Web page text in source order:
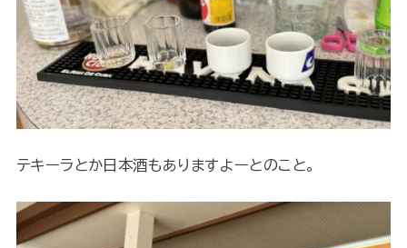
テキーラとか日本酒もありますよーとのこと。